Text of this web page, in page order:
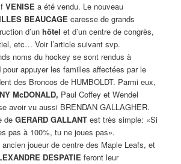
VENISE a été vendu. Le nouveau
BEAUCAGE caresse de grands
d’un hôtel et d’un centre de congrès,
etc… Voir l’article suivant svp.
noms du hockey se sont rendus à
pour appuyer les familles affectées par le
des Broncos de HUMBOLDT. Parmi eux,
McDONALD, Paul Coffey et Wendel
avoir vu aussi BRENDAN GALLAGHER.
de GERARD GALLANTest très simple: «Si
pas à 100%, tu ne joues pas».
ancien joueur de centre des Maple Leafs, et
DESPATIE feront leur